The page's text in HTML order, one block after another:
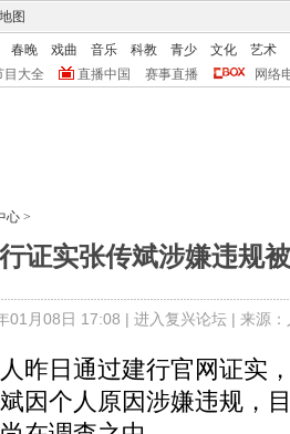
图
春晚 戏曲 音乐 科教 青少 文化
艺术
目大全 直播中国 赛事直播 网络
心 >
证实张传斌涉嫌违规
01月08日 17:08 | 进入复兴论坛| 来源
日通过建行官网证实
因个人原因涉嫌违规，